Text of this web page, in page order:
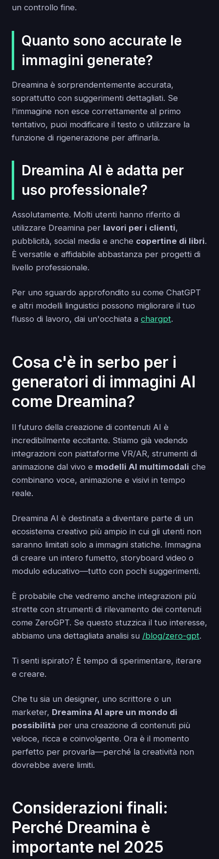
un controllo fine.
Quanto sono accurate le
immagini generate?
Dreamina è sorprendentemente accurata,
soprattutto con suggerimenti dettagliati. Se
l'immagine non esce correttamente al primo
tentativo, puoi modificare il testo o utilizzare la
funzione di rigenerazione per affinarla.
Dreamina AI è adatta per
uso professionale?
Assolutamente. Molti utenti hanno riferito di
utilizzare Dreamina per lavori per i clienti,
pubblicità, social media e anche copertine di libri.
È versatile e affidabile abbastanza per progetti di
livello professionale.
Per uno sguardo approfondito su come ChatGPT
e altri modelli linguistici possono migliorare il tuo
flusso di lavoro, dai un'occhiata a chargpt.
Cosa c'è in serbo per i
generatori di immagini AI
come Dreamina?
Il futuro della creazione di contenuti AI è
incredibilmente eccitante. Stiamo già vedendo
integrazioni con piattaforme VR/AR, strumenti di
animazione dal vivo e modelli AI multimodali che
combinano voce, animazione e visivi in tempo
reale.
Dreamina AI è destinata a diventare parte di un
ecosistema creativo più ampio in cui gli utenti non
saranno limitati solo a immagini statiche. Immagina
di creare un intero fumetto, storyboard video o
modulo educativo—tutto con pochi suggerimenti.
È probabile che vedremo anche integrazioni più
strette con strumenti di rilevamento dei contenuti
come ZeroGPT. Se questo stuzzica il tuo interesse,
abbiamo una dettagliata analisi su /blog/zero-gpt.
Ti senti ispirato? È tempo di sperimentare, iterare
e creare.
Che tu sia un designer, uno scrittore o un
marketer, Dreamina AI apre un mondo di
possibilità per una creazione di contenuti più
veloce, ricca e coinvolgente. Ora è il momento
perfetto per provarla—perché la creatività non
dovrebbe avere limiti.
Considerazioni finali:
Perché Dreamina è
importante nel 2025